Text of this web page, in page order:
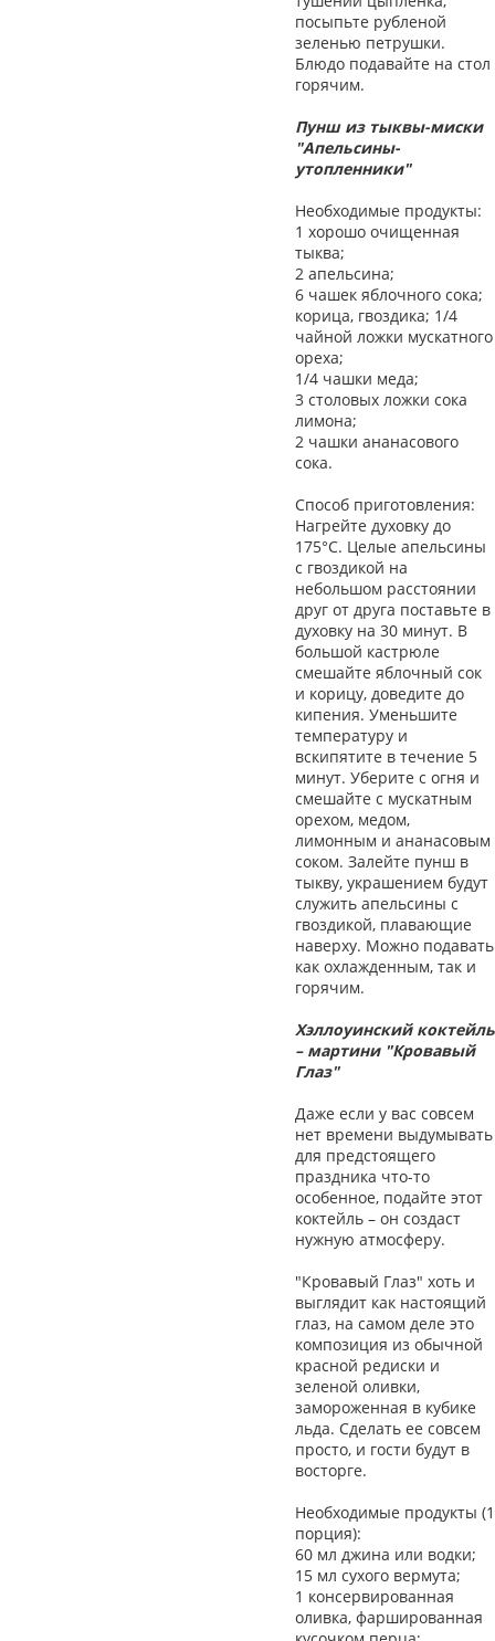
посыпьте рубленой
зеленью петрушки.
Блюдо подавайте на стол
горячим.
Пунш из тыквы-миски
"Апельсины-
утопленники"
Необходимые продукты:
1 хорошо очищенная
тыква;
2 апельсина;
6 чашек яблочного сока;
корица, гвоздика; 1/4
чайной ложки мускатного
ореха;
1/4 чашки меда;
3 столовых ложки сока
лимона;
2 чашки ананасового
сока.
Способ приготовления:
Нагрейте духовку до
175°С. Целые апельсины
с гвоздикой на
небольшом расстоянии
друг от друга поставьте в
духовку на 30 минут. В
большой кастрюле
смешайте яблочный сок
и корицу, доведите до
кипения. Уменьшите
температуру и
вскипятите в течение 5
минут. Уберите с огня и
смешайте с мускатным
орехом, медом,
лимонным и ананасовым
соком. Залейте пунш в
тыкву, украшением будут
служить апельсины с
гвоздикой, плавающие
наверху. Можно подавать
как охлажденным, так и
горячим.
Хэллоуинский коктейль
– мартини "Кровавый
Глаз"
Даже если у вас совсем
нет времени выдумывать
для предстоящего
праздника что-то
особенное, подайте этот
коктейль – он создаст
нужную атмосферу.
"Кровавый Глаз" хоть и
выглядит как настоящий
глаз, на самом деле это
композиция из обычной
красной редиски и
зеленой оливки,
замороженная в кубике
льда. Сделать ее совсем
просто, и гости будут в
восторге.
Необходимые продукты (1
порция):
60 мл джина или водки;
15 мл сухого вермута;
1 консервированная
оливка, фаршированная